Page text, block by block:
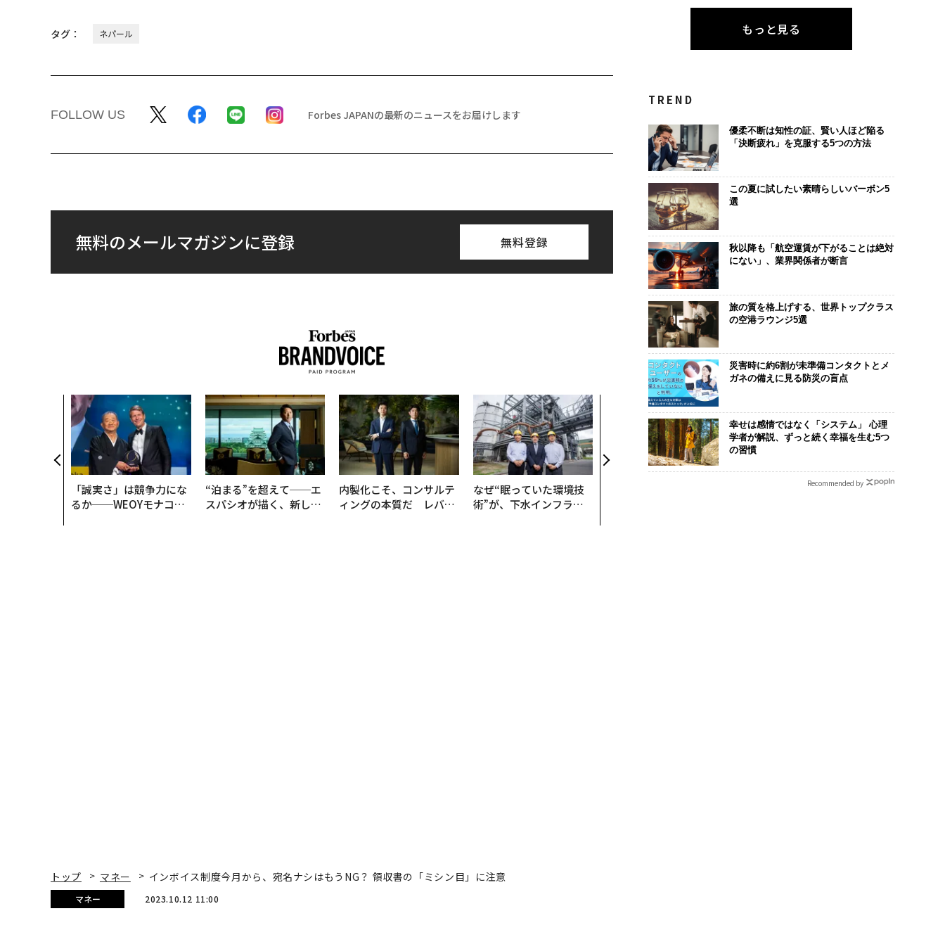
タグ： ネパール
FOLLOW US Forbes JAPANの最新のニュースをお届けします
無料のメールマガジンに登録 無料登録
「誠実さ」は競争力にな
るか──WEOYモナコで
“泊まる”を超えて──エ
スパシオが描く、新しい
内製化こそ、コンサルテ
ィングの本質だ レバレ
なぜ“眠っていた環境技
術”が、下水インフラを
〜決断する人のAI〜AI時
代の金融パラダイムシフ
ト、「超個別化」の核心
【MUFG×ウェルスナビ
×PwC】
AIが変えるのは効率では
なく顧客体験だ──Hub
Spot Japanが語る「Gr
ow Better」な組織のつ
くり方
「コンディシ
果を左右する――
E」の
もっと見る
TREND
優柔不断は知性の証、賢い人ほど陥る
「決断疲れ」を克服する5つの方法
この夏に試したい素晴らしいバーボン5
選
秋以降も「航空運賃が下がることは絶対
にない」、業界関係者が断言
旅の質を格上げする、世界トップクラス
の空港ラウンジ5選
災害時に約6割が未準備コンタクトとメ
ガネの備えに見る防災の盲点
幸せは感情ではなく「システム」 心理
学者が解説、ずっと続く幸福を生む5つ
の習慣
Recommended by
トップ マネー インボイス制度今月から、宛名ナシはもうNG？ 領収書の「ミシン目」に注意
マネー 2023.10.12 11:00